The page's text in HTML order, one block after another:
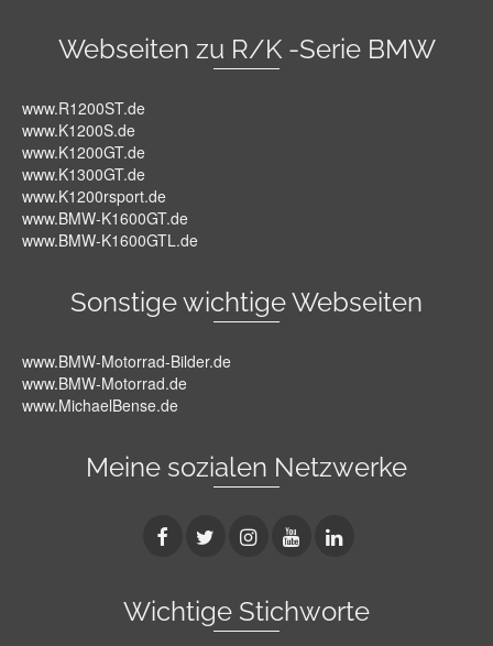
Webseiten zu R/K -Serie BMW
www.R1200ST.de
www.K1200S.de
www.K1200GT.de
www.K1300GT.de
www.K1200rsport.de
www.BMW-K1600GT.de
www.BMW-K1600GTL.de
Sonstige wichtige Webseiten
www.BMW-Motorrad-Bilder.de
www.BMW-Motorrad.de
www.MichaelBense.de
Meine sozialen Netzwerke
Wichtige Stichworte